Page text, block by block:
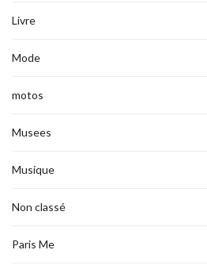
Livre
Mode
motos
Musees
Musique
Non classé
Paris Me